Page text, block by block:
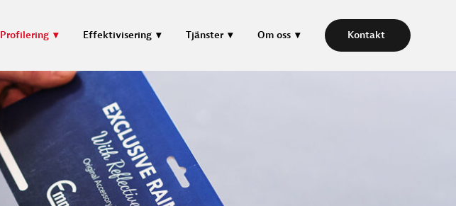
Profilering Effektivisering Tjänster Om oss Kontakt